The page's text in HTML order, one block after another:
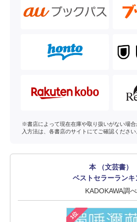
※書店によって現在在庫や取り扱いがない場
入方法は、各書店のサイトにてご確認ください
本 （文芸書）
ベストセラーランキ
KADOKAWA調べ
1位